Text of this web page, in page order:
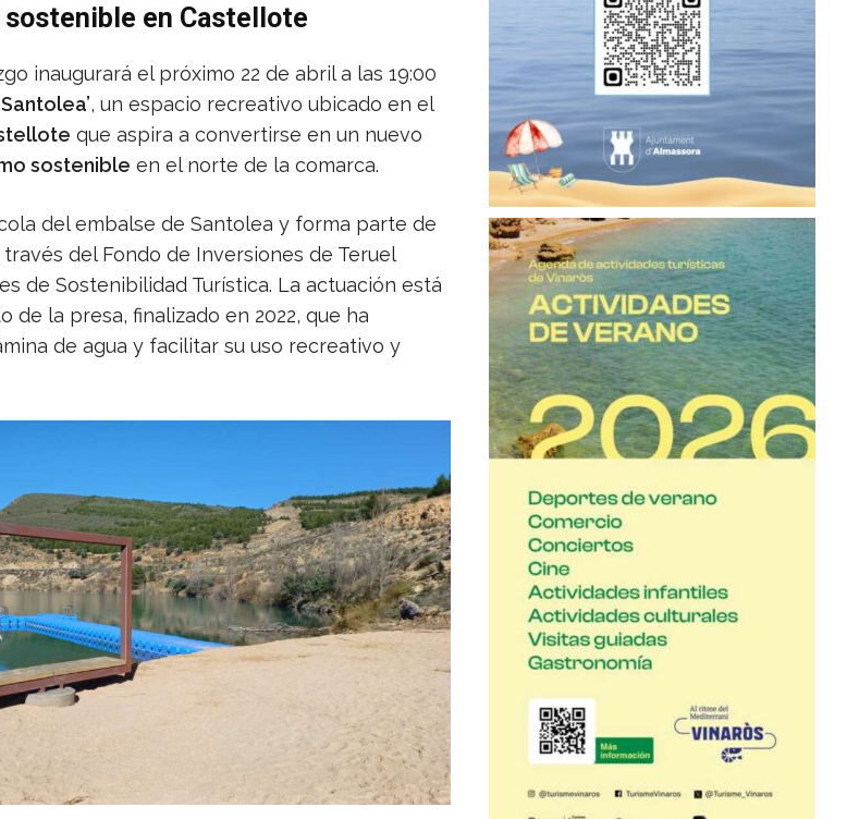
en Castellote
inaugurará el próximo 22 de abril a las 19:00
, un espacio recreativo ubicado en el
que aspira a convertirse en un nuevo
sostenible en el norte de la comarca.
del embalse de Santolea y forma parte de
del Fondo de Inversiones de Teruel
de Sostenibilidad Turística. La actuación está
de la presa, finalizado en 2022, que ha
de agua y facilitar su uso recreativo y